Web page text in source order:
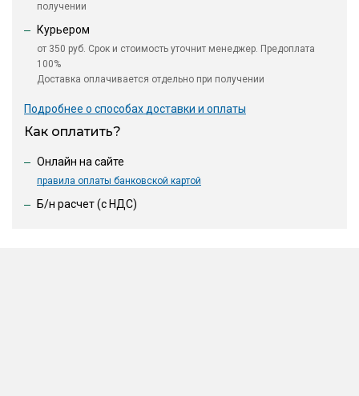
получении
Курьером
от 350 руб. Срок и стоимость уточнит менеджер. Предоплата
100%
Доставка оплачивается отдельно при получении
Подробнее о способах доставки и оплаты
Как оплатить?
Онлайн на сайте
правила оплаты банковской картой
Б/н расчет (c НДС)